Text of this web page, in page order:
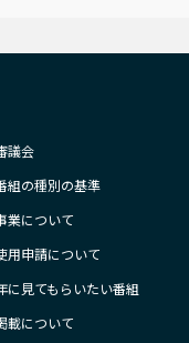
議会
組の種別の基準
業について
用申請について
に見てもらいたい番組
載について